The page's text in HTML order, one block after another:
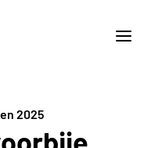
2025